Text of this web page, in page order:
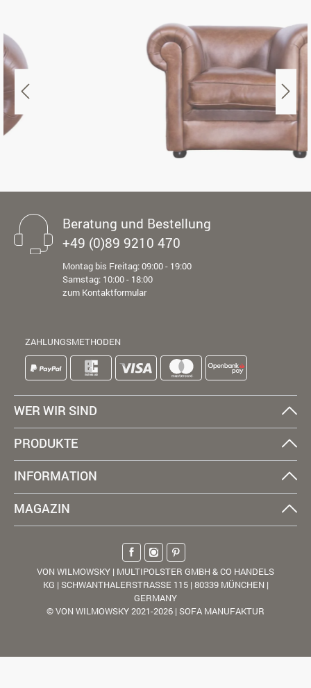
Beratung und Bestellung
+49 (0)89 9210 470
Montag bis Freitag: 09:00 - 19:00
Samstag: 10:00 - 18:00
zum Kontaktformular
ZAHLUNGSMETHODEN
WER WIR SIND
PRODUKTE
INFORMATION
MAGAZIN
VON WILMOWSKY | MULTIPOLSTER GMBH & CO HANDELS
KG | SCHWANTHALERSTRASSE 115 | 80339 MÜNCHEN |
GERMANY
© VON WILMOWSKY 2021-2026 | SOFA MANUFAKTUR